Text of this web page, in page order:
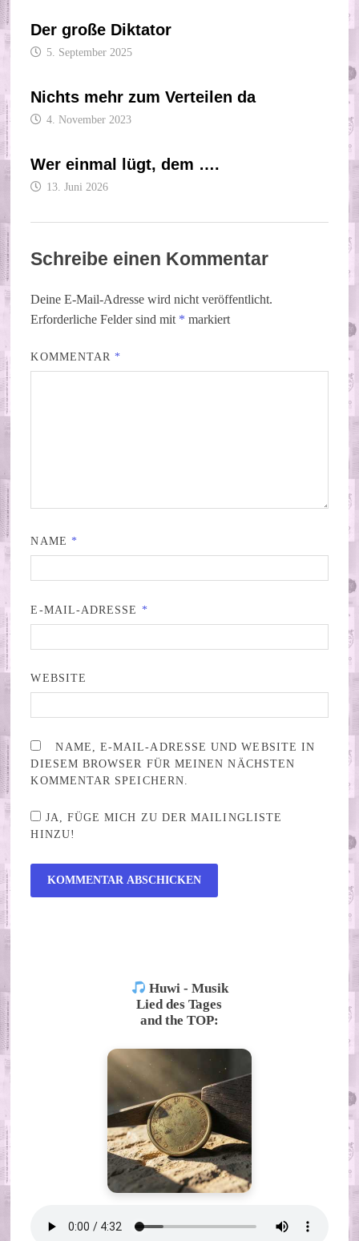
Der große Diktator
5. September 2025
Nichts mehr zum Verteilen da
4. November 2023
Wer einmal lügt, dem ….
13. Juni 2026
Schreibe einen Kommentar
Deine E-Mail-Adresse wird nicht veröffentlicht.
Erforderliche Felder sind mit * markiert
KOMMENTAR *
NAME *
E-MAIL-ADRESSE *
WEBSITE
NAME, E-MAIL-ADRESSE UND WEBSITE IN
DIESEM BROWSER FÜR MEINEN NÄCHSTEN
KOMMENTAR SPEICHERN.
JA, FÜGE MICH ZU DER MAILINGLISTE
HINZU!
Huwi - Musik
Lied des Tages
and the TOP: